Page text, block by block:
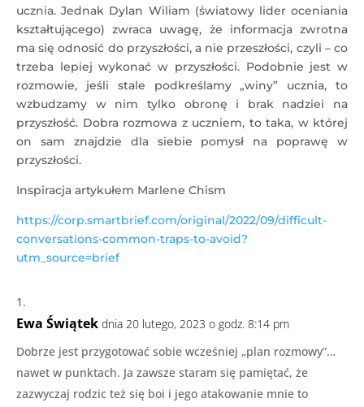
ucznia. Jednak Dylan Wiliam (światowy lider oceniania
kształtującego) zwraca uwagę, że informacja zwrotna
ma się odnosić do przyszłości, a nie przeszłości, czyli – co
trzeba lepiej wykonać w przyszłości. Podobnie jest w
rozmowie, jeśli stale podkreślamy „winy” ucznia, to
wzbudzamy w nim tylko obronę i brak nadziei na
przyszłość. Dobra rozmowa z uczniem, to taka, w której
on sam znajdzie dla siebie pomysł na poprawę w
przyszłości.
Inspiracja artykułem Marlene Chism
https://corp.smartbrief.com/original/2022/09/difficult-
conversations-common-traps-to-avoid?
utm_source=brief
Ewa Świątek dnia 20 lutego, 2023 o godz. 8:14 pm
Dobrze jest przygotować sobie wcześniej „plan rozmowy”…
nawet w punktach. Ja zawsze staram się pamiętać, że
zazwyczaj rodzic też się boi i jego atakowanie mnie to